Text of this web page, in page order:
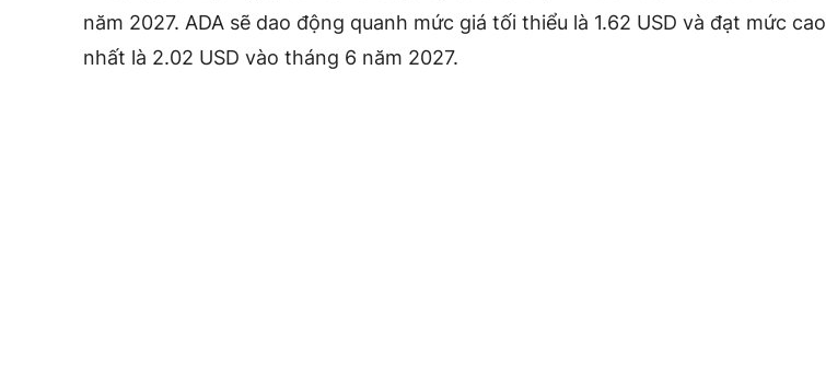
năm 2027. ADA sẽ dao động quanh mức giá tối thiểu là 1.62 USD và đạt mức cao
nhất là 2.02 USD vào tháng 6 năm 2027.